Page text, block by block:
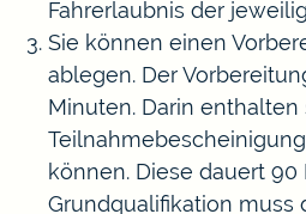
Fahrerlaubnis der
Sie können einen
ablegen. Der Vorberei
Minuten. Darin enthalten
Teilnahmebe
können. Diese dauert
Grundqualifikation muss